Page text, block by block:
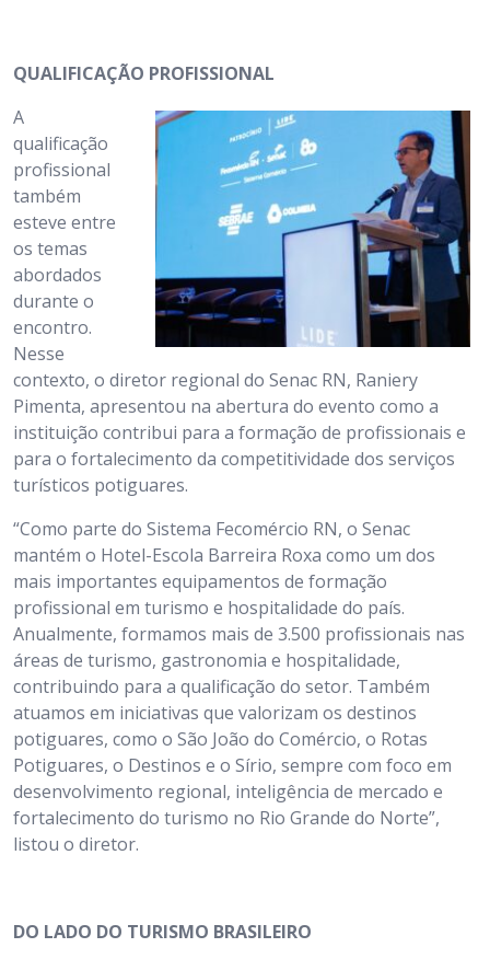
QUALIFICAÇÃO PROFISSIONAL
A
qualificação
profissional
também
esteve entre
os temas
abordados
durante o
encontro.
Nesse
contexto, o diretor regional do Senac RN, Raniery
Pimenta, apresentou na abertura do evento como a
instituição contribui para a formação de profissionais e
para o fortalecimento da competitividade dos serviços
turísticos potiguares.
“Como parte do Sistema Fecomércio RN, o Senac
mantém o Hotel-Escola Barreira Roxa como um dos
mais importantes equipamentos de formação
profissional em turismo e hospitalidade do país.
Anualmente, formamos mais de 3.500 profissionais nas
áreas de turismo, gastronomia e hospitalidade,
contribuindo para a qualificação do setor. Também
atuamos em iniciativas que valorizam os destinos
potiguares, como o São João do Comércio, o Rotas
Potiguares, o Destinos e o Sírio, sempre com foco em
desenvolvimento regional, inteligência de mercado e
fortalecimento do turismo no Rio Grande do Norte”,
listou o diretor.
DO LADO DO TURISMO BRASILEIRO